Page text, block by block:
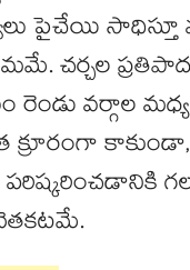
పైచేయి
చర్చల
వర్గాల
కాకుండా,